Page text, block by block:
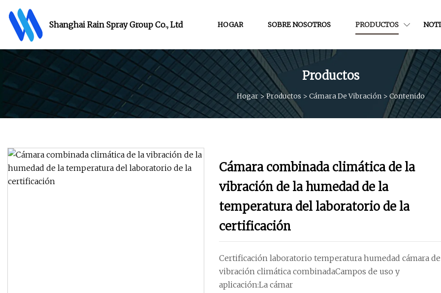
Shanghai Rain Spray Group Co., Ltd HOGAR SOBRE NOSOTROS PRODUCTOS
Productos
Hogar >Productos > Cámara De Vibración > Contenido
Cámara combinada climática de la
vibración de la humedad de la
temperatura del laboratorio de la
certificación
Certificación laboratorio temperatura humedad cámara de
vibración climática combinadaCampos de uso y
aplicación:La cámar